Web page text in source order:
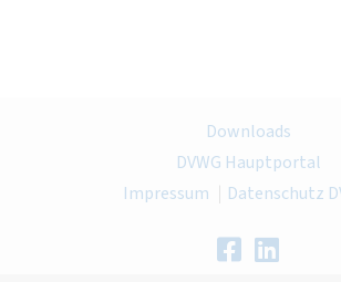
Downloads
DVWG Hauptportal
Impressum
Datenschutz